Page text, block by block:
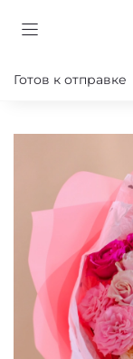
Готов к отправке